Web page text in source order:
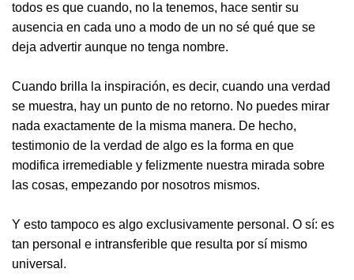
todos es que cuando, no la tenemos, hace sentir su
ausencia en cada uno a modo de un no sé qué que se
deja advertir aunque no tenga nombre.
Cuando brilla la inspiración, es decir, cuando una verdad
se muestra, hay un punto de no retorno. No puedes mirar
nada exactamente de la misma manera. De hecho,
testimonio de la verdad de algo es la forma en que
modifica irremediable y felizmente nuestra mirada sobre
las cosas, empezando por nosotros mismos.
Y esto tampoco es algo exclusivamente personal. O sí: es
tan personal e intransferible que resulta por sí mismo
universal.